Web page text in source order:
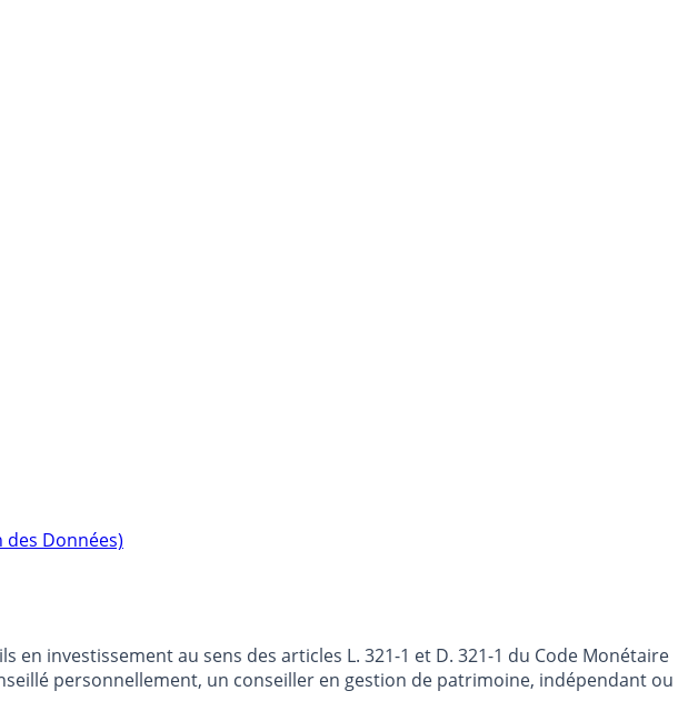
Données)
investissement au sens des articles L. 321-1 et D. 321-1 du Code Monétaire
personnellement, un conseiller en gestion de patrimoine, indépendant ou